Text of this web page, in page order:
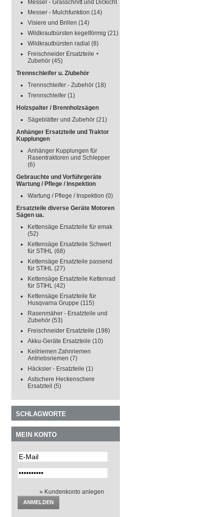
Messer - Grasschnitt und Dickicht
Messer - Mulchfunktion (14)
Visiere und Brillen (14)
Wildkrautbürsten kegelförmig (21)
Wildkrautbürsten radial (8)
Freischneider Ersatzteile +
Zubehör (45)
Trennschleifer u. Z/ubehör
Trennschleifer - Zubehör (18)
Trennschleifer (1)
Holzspalter / Brennholzsägen
Sägeblätter und Zubehör (21)
Anhänger Ersatzteile und Traktor
Kupplungen
Anhänger Kupplungen für
Rasentraktoren und Schlepper
(6)
Gebrauchte und Vorführgeräte
Wartung / Pflege / Inspektion
Wartung / Pflege / Inspektion (0)
Ersatzteile diverse Geräte Motoren
Sägen ua.
Kettensäge Ersatzteile für emak
(52)
Kettensäge Ersatzteile Schwert
für STIHL (68)
Kettensäge Ersatzteile passend
für STIHL (27)
Kettensäge Ersatzteile Kettenrad
für STIHL (42)
Kettensäge Ersatzteile für
Husqvarna Gruppe (115)
Rasenmäher - Ersatzteile und
Zubehör (53)
Freischneider Ersatzteile (198)
Akku-Geräte Ersatzteile (10)
Keilriemen Zahnriemen
Antriebsriemen (7)
Häcksler - Ersatzteile (1)
Astschere Heckenschere
Ersatzteil (5)
SCHLAGWORTE
MEIN KONTO
» Kundenkonto anlegen
ANMELDEN